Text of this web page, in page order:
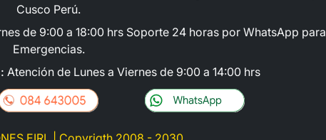
Cusco Perú.
de 9:00 a 18:00 hrs Soporte 24 horas por WhatsApp para
Emergencias.
Atención de Lunes a Viernes de 9:00 a 14:00 hrs